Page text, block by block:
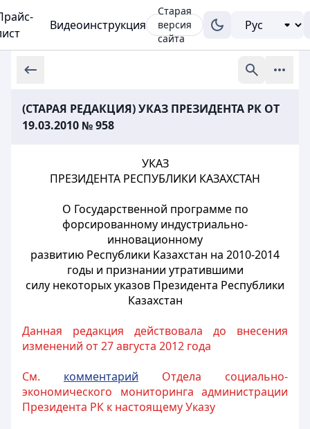
Видеоинструкция
Старая
версия
сайта
(СТАРАЯ РЕДАКЦИЯ) УКАЗ ПРЕЗИДЕНТА РК ОТ
19.03.2010 № 958
УКАЗ
ПРЕЗИДЕНТА РЕСПУБЛИКИ КАЗАХСТАН
О Государственной программе по
форсированному индустриально-
инновационному
развитию Республики Казахстан на 2010-2014
годы и признании утратившими
силу некоторых указов Президента Республики
Казахстан
Данная редакция действовала до внесения
изменений от 27 августа 2012 года
См. комментарий Отдела социально-
экономического мониторинга администрации
Президента РК к настоящему Указу